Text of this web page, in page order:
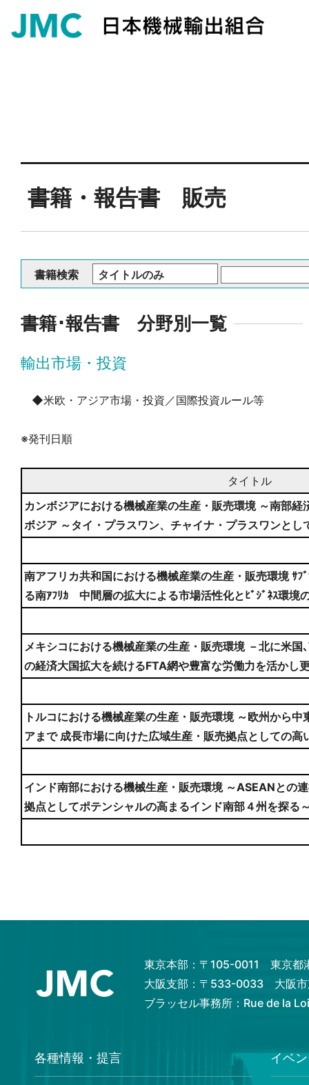
書籍・報告書 販売
書籍検索
書籍･報告書 分野別一覧
輸出市場・投資
◆米欧・アジア市場・投資／国際投資ルール等
※発刊日順
タイトル
カンボジアにおける機械産業の生産・販売環境 ～南部
ボジア ～タイ・プラスワン、チャイナ・プラスワンとし
南アフリカ共和国における機械産業の生産・販売環境 ｻﾌ
る南ｱﾌﾘｶ 中間層の拡大による市場活性化とﾋﾞｼﾞﾈｽ環境
メキシコにおける機械産業の生産・販売環境 －北に米国
の経済大国拡大を続けるFTA網や豊富な労働力を活かし
トルコにおける機械産業の生産・販売環境 ～欧州から
アまで 成長市場に向けた広域生産・販売拠点としての高
インド南部における機械生産・販売環境 ～ASEANとの
拠点としてポテンシャルの高まるインド南部４州を探る
東京本部：〒105-0011 東京都
大阪支部：〒533-0033 大阪市
ブラッセル事務所：Rue de la
各種情報・提言 イベ